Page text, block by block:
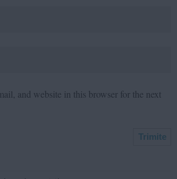
and website in this browser for the next